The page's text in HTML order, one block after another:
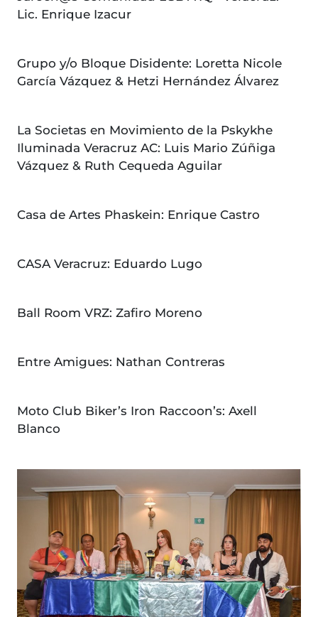
Lic. Enrique Izacur
Grupo y/o Bloque Disidente: Loretta Nicole
García Vázquez & Hetzi Hernández Álvarez
La Societas en Movimiento de la Pskykhe
Iluminada Veracruz AC: Luis Mario Zúñiga
Vázquez & Ruth Cequeda Aguilar
Casa de Artes Phaskein: Enrique Castro
CASA Veracruz: Eduardo Lugo
Ball Room VRZ: Zafiro Moreno
Entre Amigues: Nathan Contreras
Moto Club Biker’s Iron Raccoon’s: Axell
Blanco